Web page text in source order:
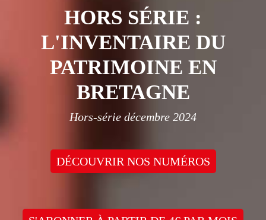
HORS SÉRIE :
L'INVENTAIRE DU
PATRIMOINE EN
BRETAGNE
Hors-série décembre 2024
DÉCOUVRIR NOS NUMÉROS